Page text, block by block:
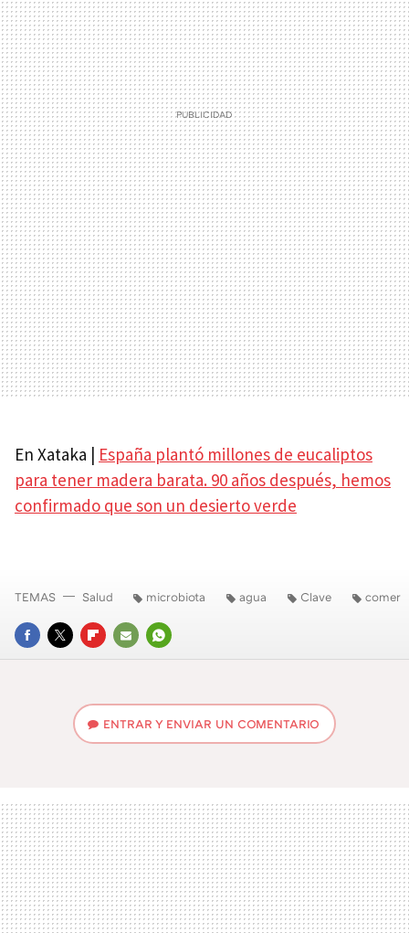
En Xataka | España plantó millones de eucaliptos
para tener madera barata. 90 años después, hemos
confirmado que son un desierto verde
FACEBOOK
TWITTERFLIPBOARD
E-
WHATSAPP
TEMAS Salud microbiota agua Clave comer
ENTRAR Y ENVIAR UN COMENTARIO